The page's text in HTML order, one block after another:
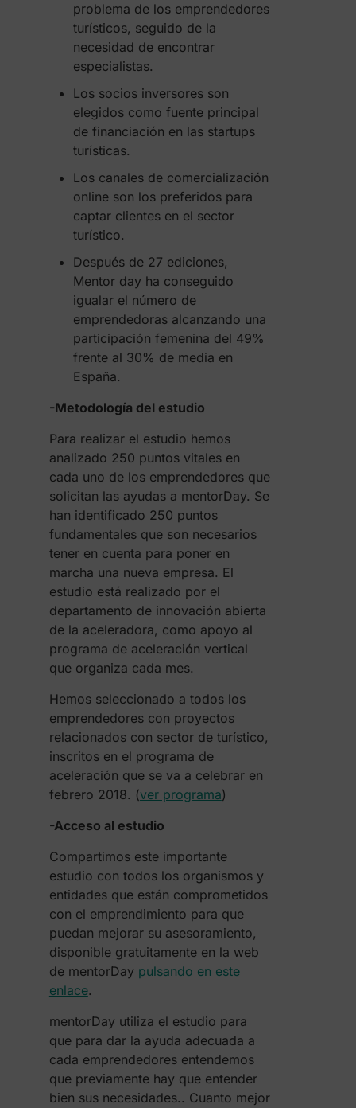
problema de los emprendedores
turísticos, seguido de la
necesidad de encontrar
especialistas.
Los socios inversores son
elegidos como fuente principal
de financiación en las startups
turísticas.
Los canales de comercialización
online son los preferidos para
captar clientes en el sector
turístico.
Después de 27 ediciones,
Mentor day ha conseguido
igualar el número de
emprendedoras alcanzando una
participación femenina del 49%
frente al 30% de media en
España.
-Metodología del estudio
Para realizar el estudio hemos
analizado 250 puntos vitales en
cada uno de los emprendedores que
solicitan las ayudas a mentorDay. Se
han identificado 250 puntos
fundamentales que son necesarios
tener en cuenta para poner en
marcha una nueva empresa. El
estudio está realizado por el
departamento de innovación abierta
de la aceleradora, como apoyo al
programa de aceleración vertical
que organiza cada mes.
Hemos seleccionado a todos los
emprendedores con proyectos
relacionados con sector de turístico,
inscritos en el programa de
aceleración que se va a celebrar en
febrero 2018. (ver programa)
-Acceso al estudio
Compartimos este importante
estudio con todos los organismos y
entidades que están comprometidos
con el emprendimiento para que
puedan mejorar su asesoramiento,
disponible gratuitamente en la web
de mentorDay pulsando en este
enlace.
mentorDay utiliza el estudio para
que para dar la ayuda adecuada a
cada emprendedores entendemos
que previamente hay que entender
bien sus necesidades.. Cuanto mejor